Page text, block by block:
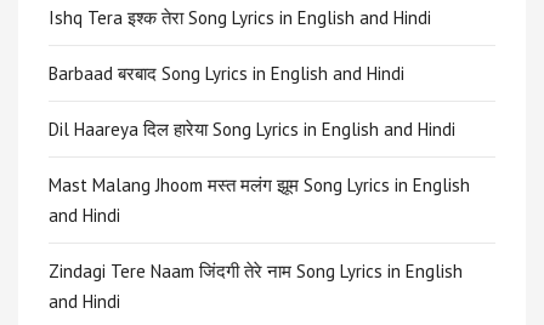
Ishq Tera इश्क तेरा Song Lyrics in English and Hindi
Barbaad बरबाद Song Lyrics in English and Hindi
Dil Haareya दिल हारेया Song Lyrics in English and Hindi
Mast Malang Jhoom मस्त मलंग झूम Song Lyrics in English
and Hindi
Zindagi Tere Naam जिंदगी तेरे नाम Song Lyrics in English
and Hindi